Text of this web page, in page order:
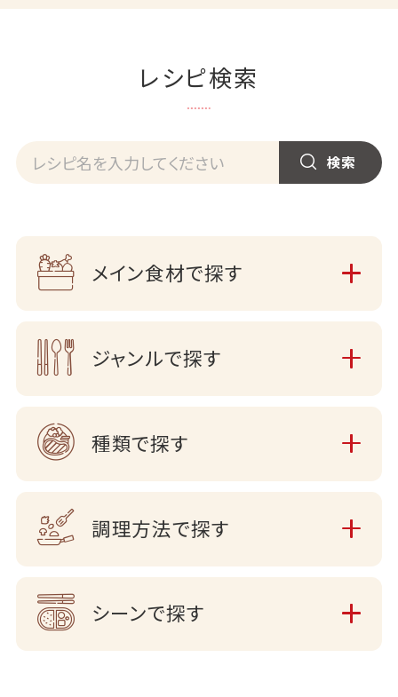
レシピ検索
メイン食材で探す
ジャンルで探す
種類で探す
調理方法で探す
シーンで探す